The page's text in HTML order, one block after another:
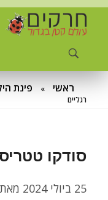
חרקים - עולם קטן בגדול
ראשי » פינת
רגליים
סודקו
25 ביולי 2024 מאת